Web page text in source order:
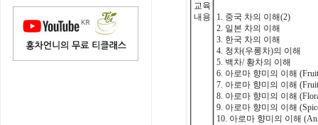
교육
내용
1. 중국 차의 이해(2)
2. 일본 차의 이해
3. 한국 차의 이해
4. 청차(우롱차)의 이해
5. 백차/ 황차의 이해
6. 아로마 향미의 이해
7. 아로마 향미의 이해
8. 아로마 향미의 이해
9. 아로마 향미의 이해
10. 아로마 향미의 이해